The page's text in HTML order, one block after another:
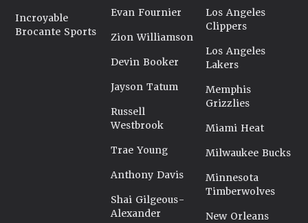
Incroyable
Brocante Sports
Evan Fournier
Zion Williamson
Devin Booker
Jayson Tatum
Russell
Westbrook
Trae Young
Anthony Davis
Shai Gilgeous-
Alexander
Los Angeles
Clippers
Los Angeles
Lakers
Memphis
Grizzlies
Miami Heat
Milwaukee Bucks
Minnesota
Timberwolves
New Orleans